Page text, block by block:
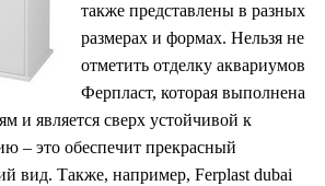
также представлены в разных
размерах и формах. Нельзя не
отметить отделку аквариумов
Ферпласт, которая выполнена
и является сверх устойчивой к
– это обеспечит прекрасный
вид. Также, например, Ferplast dubai